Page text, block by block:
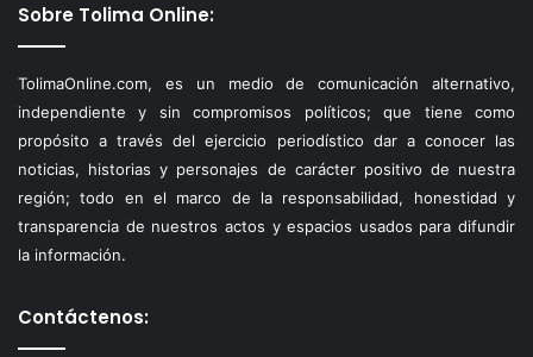
Sobre Tolima Online:
TolimaOnline.com, es un medio de comunicación alternativo,
independiente y sin compromisos políticos; que tiene como
propósito a través del ejercicio periodístico dar a conocer las
noticias, historias y personajes de carácter positivo de nuestra
región; todo en el marco de la responsabilidad, honestidad y
transparencia de nuestros actos y espacios usados para difundir
la información.
Contáctenos: